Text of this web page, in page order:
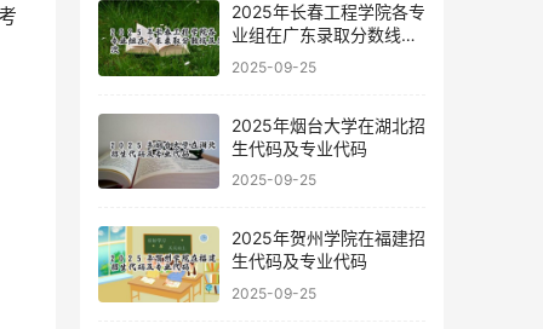
2025年长春工程学院各专
业组在广东录取分数线及
位次
2025-09-25
2025年烟台大学在湖北招
生代码及专业代码
2025-09-25
2025年贺州学院在福建招
生代码及专业代码
2025-09-25